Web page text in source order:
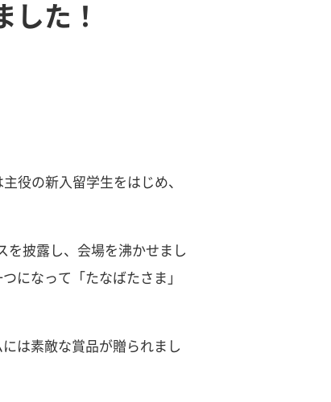
た！
役の新入留学生をはじめ、
披露し、会場を沸かせまし
になって「たなばたさま」
は素敵な賞品が贈られまし